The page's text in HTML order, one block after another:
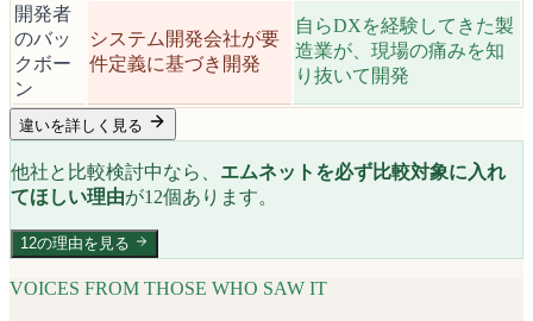
開発者
のバッ
クボー
ン
システム開発会社が要
件定義に基づき開発
自らDXを経験してきた製
造業が、現場の痛みを知
り抜いて開発
違いを詳しく見る
他社と比較検討中なら、 エムネットを必ず比較対象に入れ
てほしい理由が12個あります。
12の理由を見る
VOICES FROM THOSE WHO SAW IT